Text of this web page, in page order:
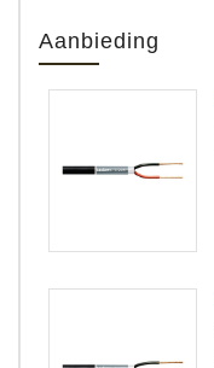
Aanbieding